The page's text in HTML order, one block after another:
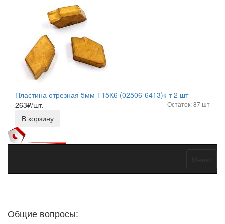
Пластина отрезная 5мм Т15К6 (02506-6413)к-т 2 шт
263₽/шт. Остаток: 87 шт
В корзину
Общие вопросы: